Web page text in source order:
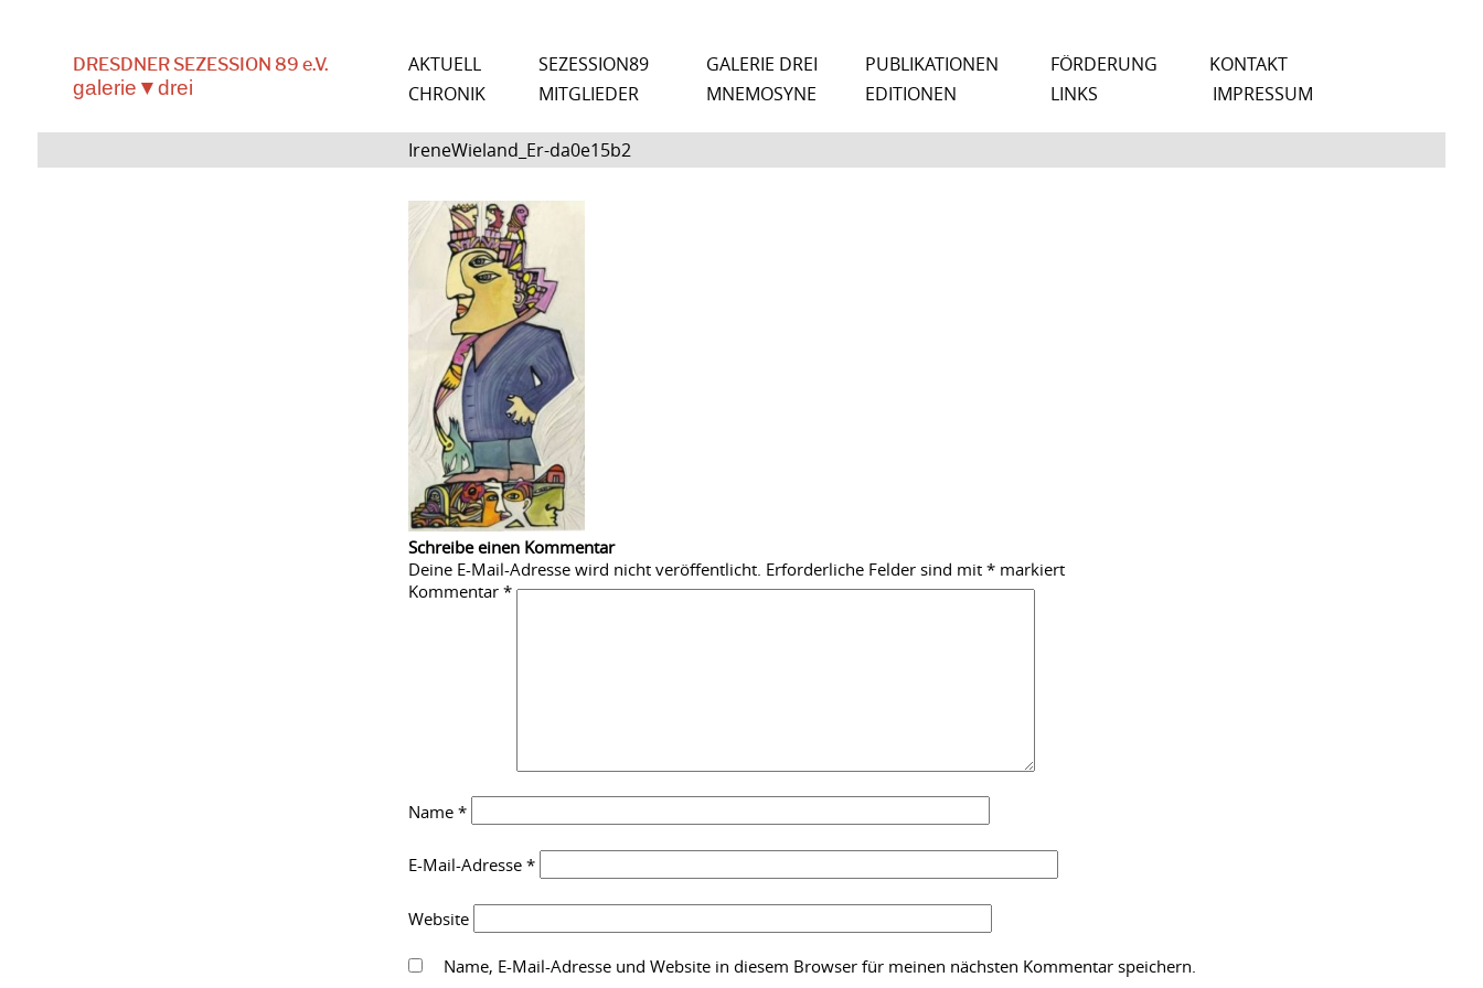
DRESDNER SEZESSION 89 e.V.
galerie▼drei
AKTUELL SEZESSION89 GALERIE DREI PUBLIKATIONEN FÖRDERUNG
KONTAKT
CHRONIK
MITGLIEDER MNEMOSYNE EDITIONEN LINKS IMPRESSUM
IreneWieland_Er-da0e15b2
Schreibe einen Kommentar
Deine E-Mail-Adresse wird nicht veröffentlicht. Erforderliche Felder sind mit *markiert
Kommentar *
Name *
E-Mail-Adresse *
Website
Name, E-Mail-Adresse und Website in diesem Browser für meinen nächsten Kommentar speichern.